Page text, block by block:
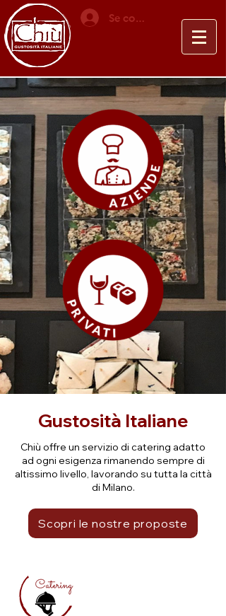
Se connecter
Gustosità Italiane
Chiù offre un servizio di catering adatto
ad ogni esigenza rimanendo sempre di
altissimo livello, lavorando su tutta la città
di Milano.
Scopri le nostre proposte